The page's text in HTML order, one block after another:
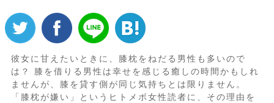
彼女に甘えたいときに、膝枕をねだる男性も多いので
は？ 膝を借りる男性は幸せを感じる癒しの時間かもしれ
ませんが、膝を貸す側が同じ気持ちとは限りません。
「膝枕が嫌い」というヒトメボ女性読者に、その理由を